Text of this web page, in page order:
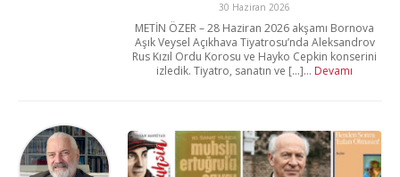
30 Haziran 2026
METİN ÖZER – 28 Haziran 2026 akşamı Bornova
Aşık Veysel Açıkhava Tiyatrosu’nda Aleksandrov
Rus Kızıl Ordu Korosu ve Hayko Cepkin konserini
izledik. Tiyatro, sanatın ve [...]... Devamı